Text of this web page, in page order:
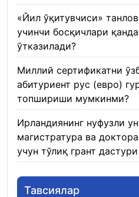
«Йил ўқитувчиси»
учинчи босқичлари
ўтказилади?
Миллий сертификатни
абитуриент рус (евро)
топшириши мумкинми?
Ирландиянинг нуфузли
магистратура ва
учун тўлиқ грант дастури
Тавсиялар